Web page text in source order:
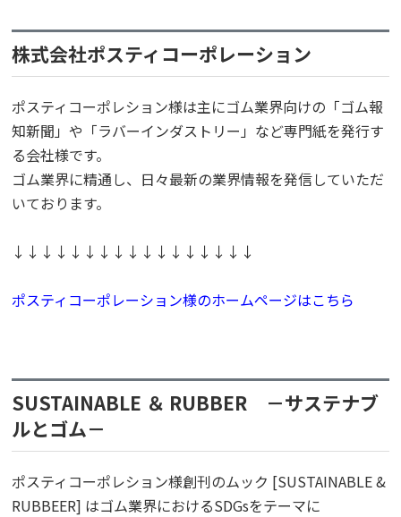
株式会社ポスティコーポレーション
ポスティコーポレション様は主にゴム業界向けの「ゴム報
知新聞」や「ラバーインダストリー」など専門紙を発行す
る会社様です。
ゴム業界に精通し、日々最新の業界情報を発信していただ
いております。
↓↓↓↓↓↓↓↓↓↓↓↓↓↓↓↓↓
ポスティコーポレーション様のホームページはこちら
SUSTAINABLE ＆ RUBBER －サステナブ
ルとゴム－
ポスティコーポレション様創刊のムック [SUSTAINABLE &
RUBBEER] はゴム業界におけるSDGsをテーマに